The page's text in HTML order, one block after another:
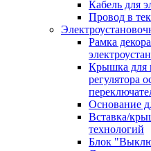
Кабель для
Провод в
Рамка
Крышка для
регулятора
Основание
Вставка/
технологий
Блок